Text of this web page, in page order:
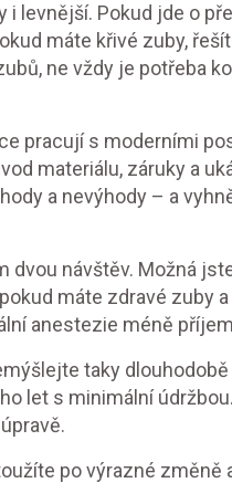
levnější. Pokud jde o
máte křivé zuby,
ne vždy je potřeba
pracují s moderními
materiálu, záruky a
a nevýhody – a
návštěv. Možná
máte zdravé zuby
anestezie méně
taky
let s minimální
po výrazné